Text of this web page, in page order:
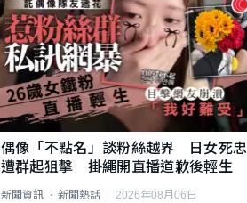
偶像「不點名」談粉絲越界 日女死忠
遭群起狙擊 掛繩開直播道歉後輕生
新聞資訊 新聞熱話 2026年08月06日